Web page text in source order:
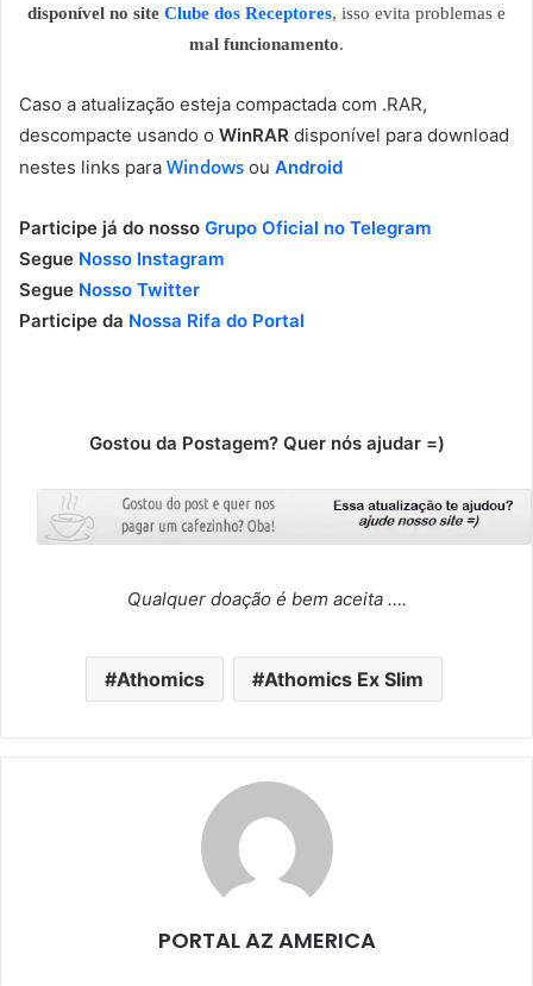
disponível no site Clube dos Receptores, isso evita problemas e
mal funcionamento.
Caso a atualização esteja compactada com .RAR,
descompacte usando o WinRAR disponível para download
nestes links para Windows ou Android
Participe já do nosso Grupo Oficial no Telegram
Segue Nosso Instagram
Segue Nosso Twitter
Participe da Nossa Rifa do Portal
Gostou da Postagem? Quer nós ajudar =)
Qualquer doação é bem aceita ….
Athomics Athomics Ex Slim
PORTAL AZ AMERICA